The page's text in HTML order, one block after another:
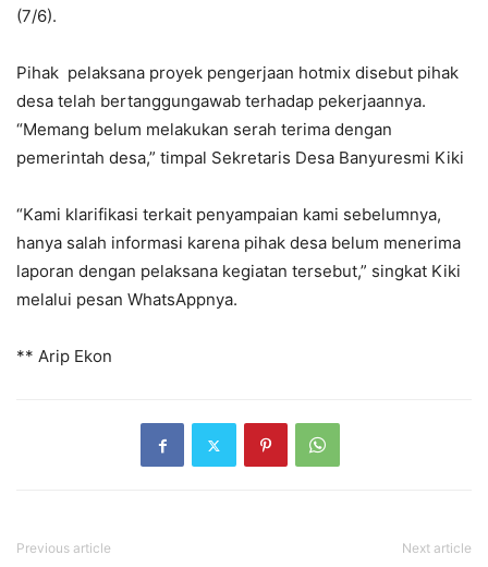
(7/6).
Pihak pelaksana proyek pengerjaan hotmix disebut pihak
desa telah bertanggungawab terhadap pekerjaannya.
“Memang belum melakukan serah terima dengan
pemerintah desa,” timpal Sekretaris Desa Banyuresmi Kiki
“Kami klarifikasi terkait penyampaian kami sebelumnya,
hanya salah informasi karena pihak desa belum menerima
laporan dengan pelaksana kegiatan tersebut,” singkat Kiki
melalui pesan WhatsAppnya.
** Arip Ekon
Previous article Next article